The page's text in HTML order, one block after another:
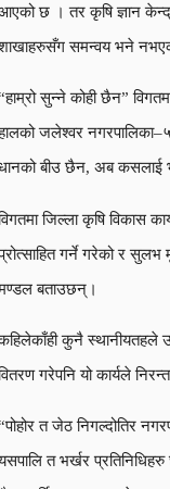
छ । तर कृषि ज्ञान
समन्वय भने
सुन्ने कोही छैन”
जलेश्वर
बीउ छैन, अब कसलाई
जिल्ला कृषि विकास
गर्ने गरेको र
बताउछन्।
कुनै स्थानीयतहले
गरेपनि यो कार्यले
त जेठ निगल्दोतिर
त भर्खर